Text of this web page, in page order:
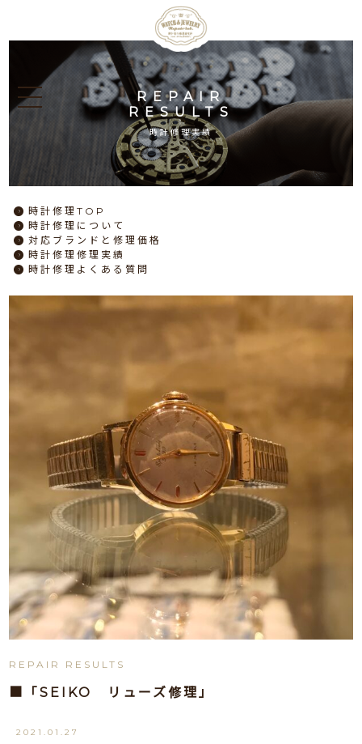
REPAIR
RESULTS
時計修理実績
時計修理TOP
時計修理 について
対応ブランドと修理価格
時計修理修理実績
時計修理 よくある質問
REPAIR RESULTS
■「SEIKO リューズ修理」
2021.01.27